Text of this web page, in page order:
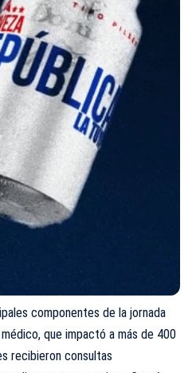
componentes de la jornada
que impactó a más de 400
recibieron consultas